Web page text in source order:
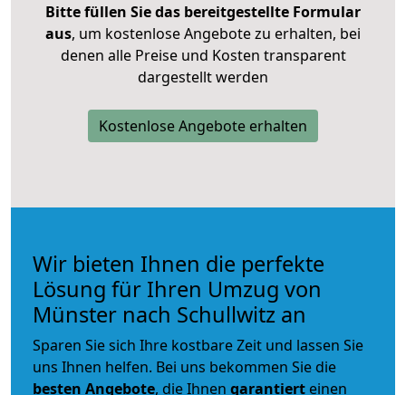
Bitte füllen Sie das bereitgestellte Formular
aus, um kostenlose Angebote zu erhalten, bei
denen alle Preise und Kosten transparent
dargestellt werden
Kostenlose Angebote erhalten
Wir bieten Ihnen die perfekte
Lösung für Ihren Umzug von
Münster nach Schullwitz an
Sparen Sie sich Ihre kostbare Zeit und lassen Sie
uns Ihnen helfen. Bei uns bekommen Sie die
besten Angebote, die Ihnen garantiert einen